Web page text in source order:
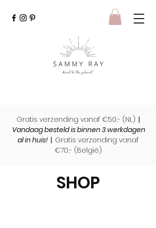
Gratis verzending vanaf €50,- (NL) |
Vandaag besteld is binnen 3 werkdagen
al in huis! | Gratis verzending vanaf
€70,- (België)
SHOP